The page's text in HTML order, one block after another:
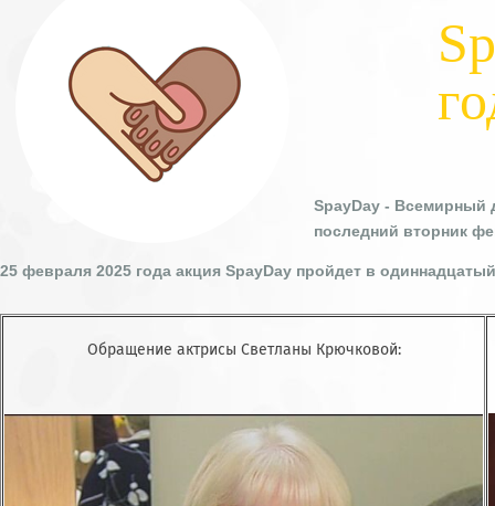
СТЕРИЛИЗАЦИИ
ДОМАШНИХ
ЖИВОТНЫХ
SpayDay - Всемирный
последний вторник
25 февраля 2025 года акция SpayDay пройдет в
Обращение актрисы Светланы Крючковой: